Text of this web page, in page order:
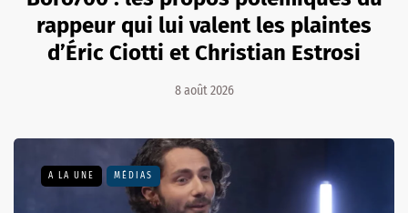
rappeur qui lui valent les plaintes
d’Éric Ciotti et Christian Estrosi
8 août 2026
A LA UNE MÉDIAS